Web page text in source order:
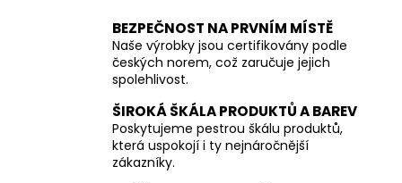
BEZPEČNOST NA PRVNÍM MÍSTĚ
Naše výrobky jsou certifikovány podle
českých norem, což zaručuje jejich
spolehlivost.
ŠIROKÁ ŠKÁLA PRODUKTŮ A BAREV
Poskytujeme pestrou škálu produktů,
která uspokojí i ty nejnáročnější
zákazníky.